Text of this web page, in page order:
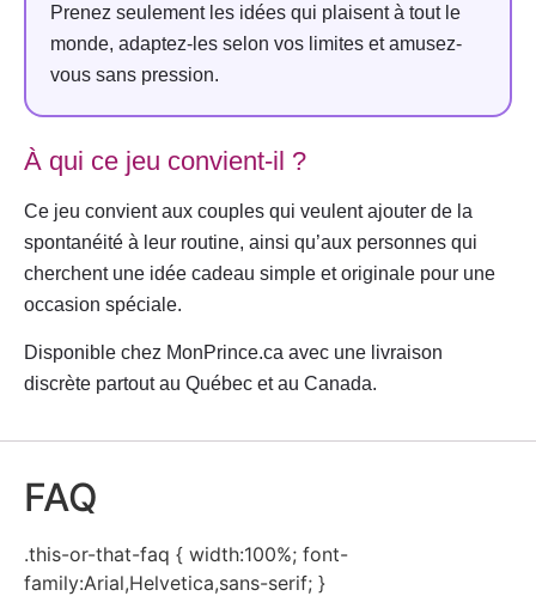
Prenez seulement les idées qui plaisent à tout le
monde, adaptez-les selon vos limites et amusez-
vous sans pression.
À qui ce jeu convient-il ?
Ce jeu convient aux couples qui veulent ajouter de la
spontanéité à leur routine, ainsi qu’aux personnes qui
cherchent une idée cadeau simple et originale pour une
occasion spéciale.
Disponible chez MonPrince.ca avec une livraison
discrète partout au Québec et au Canada.
FAQ
.this-or-that-faq { width:100%; font-
family:Arial,Helvetica,sans-serif; }